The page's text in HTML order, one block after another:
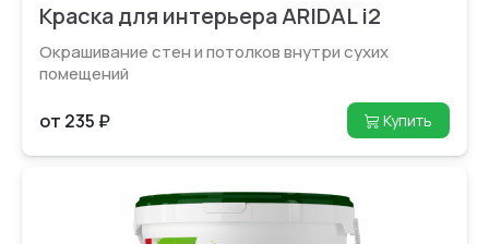
Краска для интерьера ARIDAL i2
Окрашивание стен и потолков внутри сухих
помещений
от 235 ₽ Купить